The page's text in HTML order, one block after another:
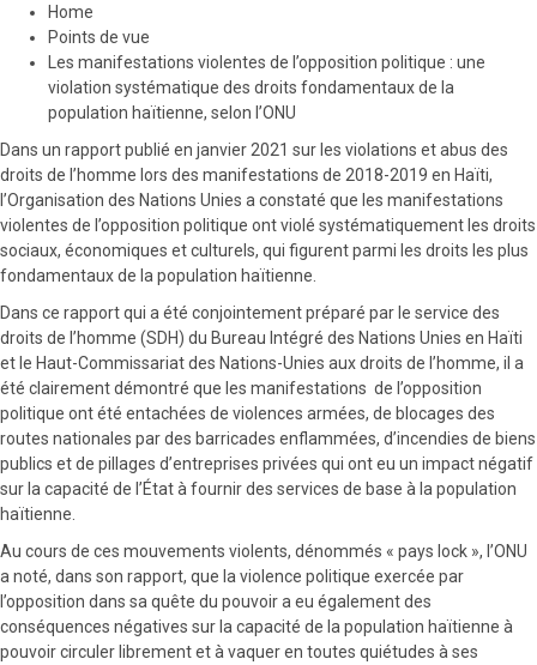
Home
Points de vue
Les manifestations violentes de l’opposition politique : une
violation systématique des droits fondamentaux de la
population haïtienne, selon l’ONU
Dans un rapport publié en janvier 2021 sur les violations et abus des
droits de l’homme lors des manifestations de 2018-2019 en Haïti,
l’Organisation des Nations Unies a constaté que les manifestations
violentes de l’opposition politique ont violé systématiquement les droits
sociaux, économiques et culturels, qui figurent parmi les droits les plus
fondamentaux de la population haïtienne.
Dans ce rapport qui a été conjointement préparé par le service des
droits de l’homme (SDH) du Bureau Intégré des Nations Unies en Haïti
et le Haut-Commissariat des Nations-Unies aux droits de l’homme, il a
été clairement démontré que les manifestations de l’opposition
politique ont été entachées de violences armées, de blocages des
routes nationales par des barricades enflammées, d’incendies de biens
publics et de pillages d’entreprises privées qui ont eu un impact négatif
sur la capacité de l’État à fournir des services de base à la population
haïtienne.
Au cours de ces mouvements violents, dénommés « pays lock », l’ONU
a noté, dans son rapport, que la violence politique exercée par
l’opposition dans sa quête du pouvoir a eu également des
conséquences négatives sur la capacité de la population haïtienne à
pouvoir circuler librement et à vaquer en toutes quiétudes à ses